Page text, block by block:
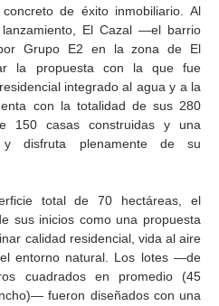
de éxito inmobiliario. Al
El Cazal —el barrio
Grupo E2 en la zona de El
la propuesta con la que fue
integrado al agua y a la
con la totalidad de sus 280
150 casas construidas y una
disfruta plenamente de su
total de 70 hectáreas, el
sus inicios como una propuesta
calidad residencial, vida al aire
entorno natural. Los lotes —de
cuadrados en promedio (45
fueron diseñados con una